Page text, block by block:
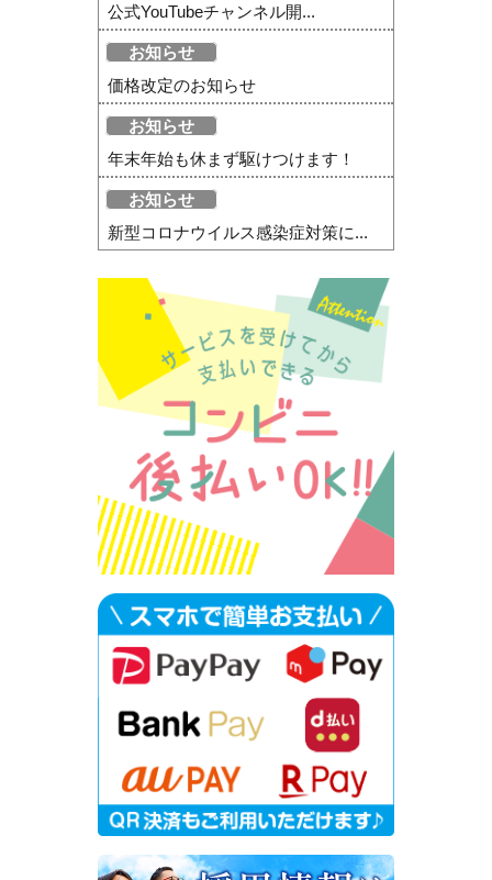
公式YouTubeチャンネル開...
お知らせ
価格改定のお知らせ
お知らせ
年末年始も休まず駆けつけます！
お知らせ
新型コロナウイルス感染症対策に...